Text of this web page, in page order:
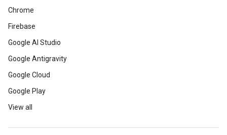
Chrome
Firebase
Google AI Studio
Google Antigravity
Google Cloud
Google Play
View all